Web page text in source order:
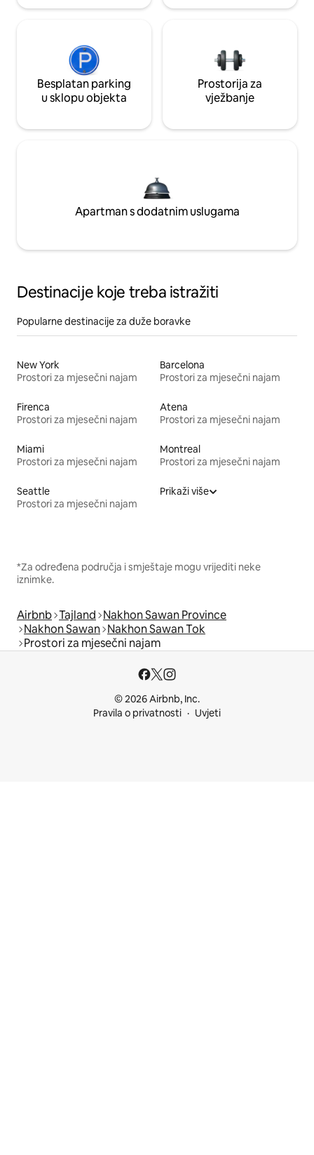
Besplatan parking
u sklopu objekta
Prostorija za
vježbanje
Apartman s dodatnim uslugama
Destinacije koje treba istražiti
Popularne destinacije za duže boravke
New York
Prostori za mjesečni najam
Barcelona
Prostori za mjesečni najam
Firenca
Prostori za mjesečni najam
Atena
Prostori za mjesečni najam
Miami
Prostori za mjesečni najam
Montreal
Prostori za mjesečni najam
Seattle
Prostori za mjesečni najam
Prikaži više
*Za određena područja i smještaje mogu vrijediti neke
iznimke.
Airbnb Tajland Nakhon Sawan Province
Nakhon Sawan Nakhon Sawan Tok
Prostori za mjesečni najam
© 2026 Airbnb, Inc.
Pravila o privatnosti
Uvjeti